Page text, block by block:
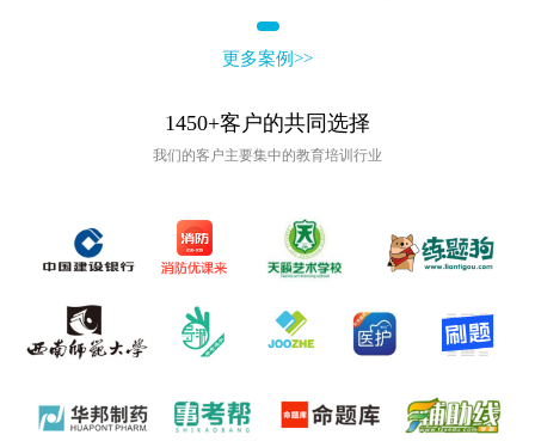
更多案例>>
1450+客户的共同选择
我们的客户主要集中的教育培训行业